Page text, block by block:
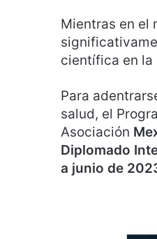
Mientras en el
científica en la
Para
salud, el
Asociación
Diplomado
a junio de